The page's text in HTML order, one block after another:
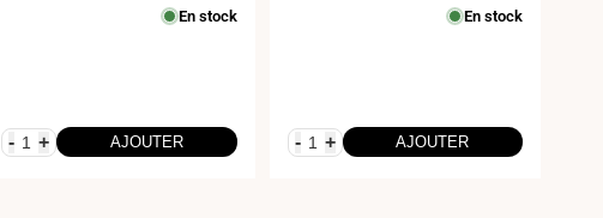
En stock
- + AJOUTER
En stock
- + AJOUTER